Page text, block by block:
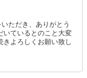
ただき、ありがとう
いているとのこと大変
きよろしくお願い致し